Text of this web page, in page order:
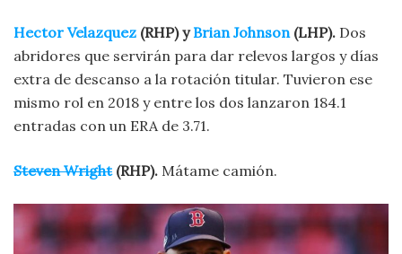
Hector Velazquez (RHP) yBrian Johnson (LHP). Dos
abridores que servirán para dar relevos largos y días
extra de descanso a la rotación titular. Tuvieron ese
mismo rol en 2018 y entre los dos lanzaron 184.1
entradas con un ERA de 3.71.
Steven Wright(RHP). Mátame camión.